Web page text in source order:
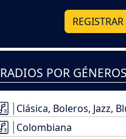
REGISTRAR
RADIOS POR GÉNEROS
Clásica, Boleros, Jazz,
Colombiana